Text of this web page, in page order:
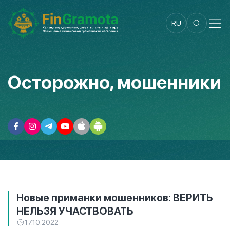
RU
Осторожно, мошенники
Новые приманки мошенников: ВЕРИТЬ
НЕЛЬЗЯ УЧАСТВОВАТЬ
17.10.2022